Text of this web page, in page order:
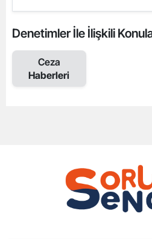
Denetimler İle İlişkili
Ceza
Haberleri